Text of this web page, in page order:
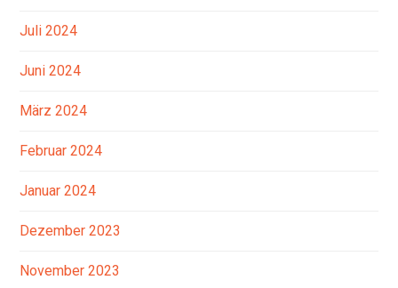
Juli 2024
Juni 2024
März 2024
Februar 2024
Januar 2024
Dezember 2023
November 2023